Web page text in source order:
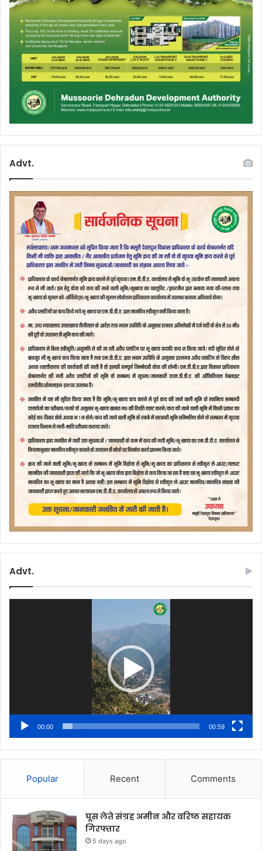
Advt.
Advt.
00:00 00:59
Popular Recent Comments
घूस लेते संग्रह अमीन और वरिष्ठ सहायक
गिरफ्तार
5 days ago